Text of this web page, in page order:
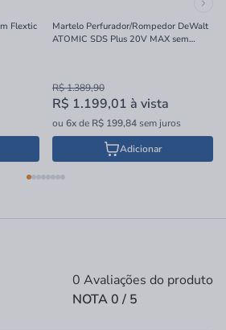
Flextic
Martelo Perfurador/Rompedor DeWalt
ATOMIC SDS Plus 20V MAX sem
R$ 1.389,90
R$ 1.199,01 à vista
ou 6xde R$ 199,84sem juros
Adicionar
0 Avaliações do produto
NOTA 0 / 5